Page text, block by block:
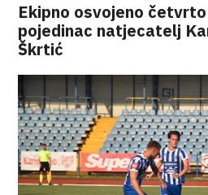
Ekipno osvojeno
pojedinac natjecatelj
Škrtić